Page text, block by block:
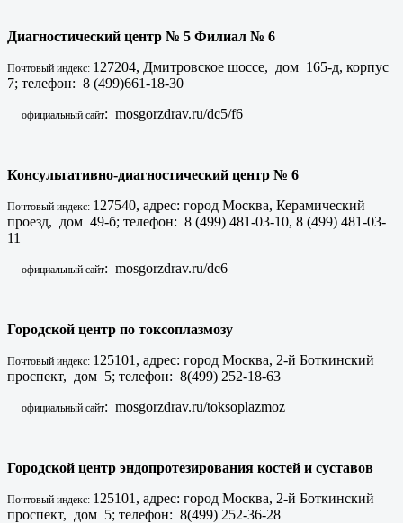
Диагностический центр № 5 Филиал № 6
Почтовый индекс: 127204, Дмитровское шоссе, дом 165-д, корпус
7; телефон: 8 (499)661-18-30
официальный сайт: mosgorzdrav.ru/dc5/f6
Консультативно-диагностический центр № 6
Почтовый индекс: 127540, адрес: город Москва, Керамический
проезд, дом 49-б; телефон: 8 (499) 481-03-10, 8 (499) 481-03-
11
официальный сайт: mosgorzdrav.ru/dc6
Городской центр по токсоплазмозу
Почтовый индекс: 125101, адрес: город Москва, 2-й Боткинский
проспект, дом 5; телефон: 8(499) 252-18-63
официальный сайт: mosgorzdrav.ru/toksoplazmoz
Городской центр эндопротезирования костей и суставов
Почтовый индекс: 125101, адрес: город Москва, 2-й Боткинский
проспект, дом 5; телефон: 8(499) 252-36-28